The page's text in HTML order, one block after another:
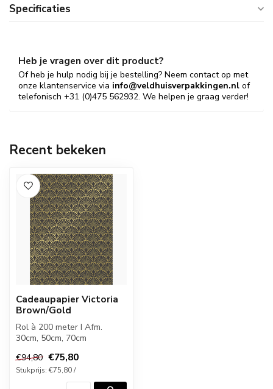
Specificaties
Heb je vragen over dit product?
Of heb je hulp nodig bij je bestelling? Neem contact op met
onze klantenservice via info@veldhuisverpakkingen.nl of
telefonisch +31 (0)475 562932. We helpen je graag verder!
Recent bekeken
Cadeaupapier Victoria
Brown/Gold
Rol à 200 meter I Afm.
30cm, 50cm, 70cm
€94,80 €75,80
Stukprijs: €75,80 /